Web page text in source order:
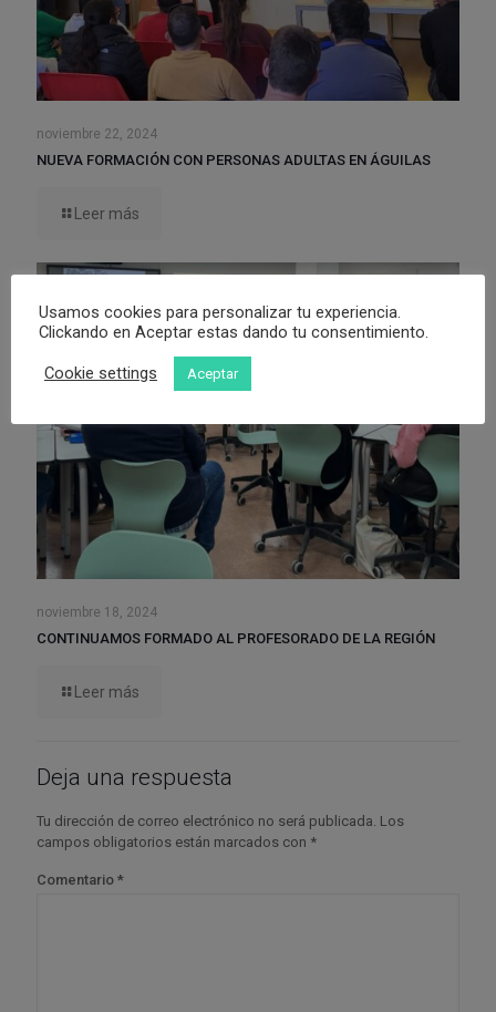
noviembre 22, 2024
NUEVA FORMACIÓN CON PERSONAS ADULTAS EN ÁGUILAS
Leer más
noviembre 18, 2024
CONTINUAMOS FORMADO AL PROFESORADO DE LA REGIÓN
Leer más
Deja una respuesta
Tu dirección de correo electrónico no será publicada. Los
campos obligatorios están marcados con *
Comentario *
Usamos cookies para personalizar tu experiencia.
Clickando en Aceptar estas dando tu consentimiento.
Cookie settings Aceptar